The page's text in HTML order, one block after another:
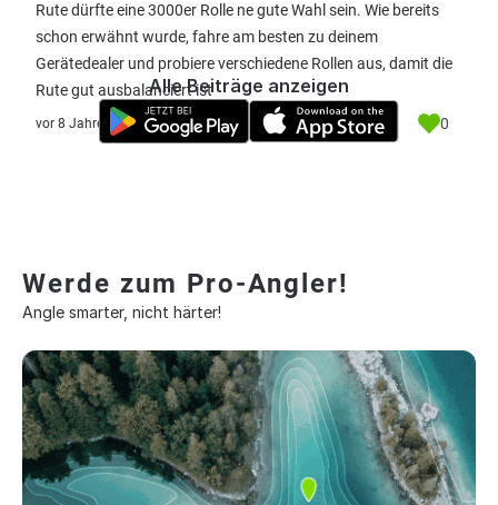
Rute dürfte eine 3000er Rolle ne gute Wahl sein. Wie bereits
schon erwähnt wurde, fahre am besten zu deinem
Gerätedealer und probiere verschiedene Rollen aus, damit die
Rute gut ausbalanciert ist
vor 8 Jahre 0
Alle Beiträge anzeigen
Werde zum Pro-Angler!
Angle smarter, nicht härter!